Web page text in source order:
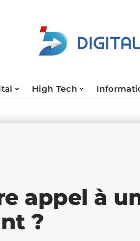
High Tech
appel à
?